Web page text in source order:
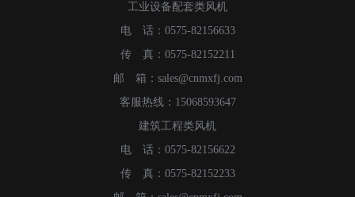
工业设备配套类风机
电 话：0575-82156633
传 真：0575-82152211
邮 箱：sales@cnmxfj.com
客服热线：15068593647
建筑工程类风机
电 话：0575-82156622
传 真：0575-82152233